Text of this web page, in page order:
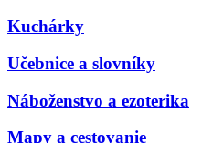
Kuchárky
Učebnice a slovníky
Náboženstvo a ezoterika
Mapy a cestovanie